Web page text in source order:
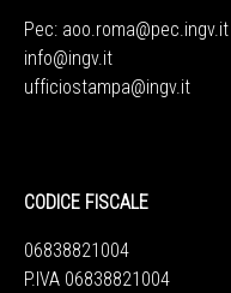
Pec: aoo.roma@pec.ingv.it
info@ingv.it
ufficiostampa@ingv.it
CODICE FISCALE
06838821004
P.IVA 06838821004